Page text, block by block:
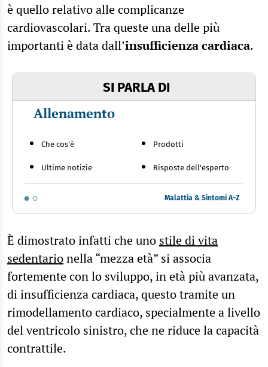
è quello relativo alle complicanze
cardiovascolari. Tra queste una delle più
importanti è data dall’insufficienza cardiaca.
SI PARLA DI
Allenamento
Che cos'è
Ultime notizie
Prodotti
Risposte dell'esperto
Malattia & Sintomi A-Z
È dimostrato infatti che uno stile di vita
sedentarionella “mezza età” si associa
fortemente con lo sviluppo, in età più avanzata,
di insufficienza cardiaca, questo tramite un
rimodellamento cardiaco, specialmente a livello
del ventricolo sinistro, che ne riduce la capacità
contrattile.